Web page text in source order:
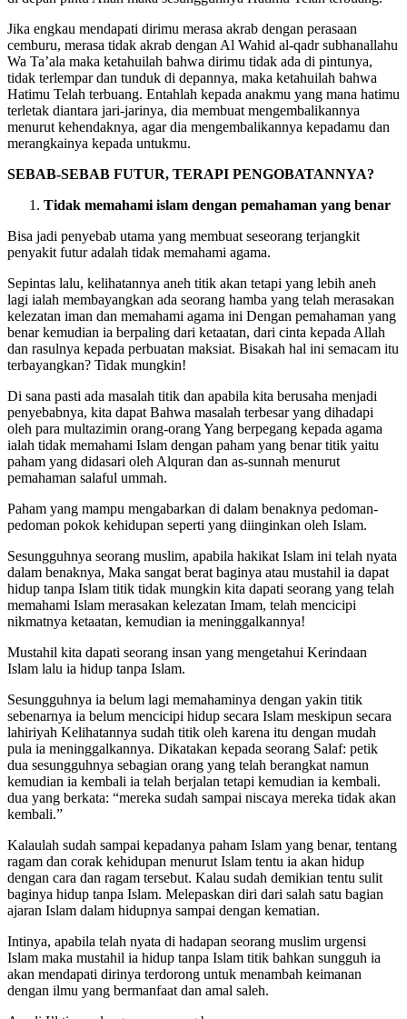
Jika engkau mendapati dirimu merasa akrab dengan perasaan
cemburu, merasa tidak akrab dengan Al Wahid al-qadr subhanallahu
Wa Ta’ala maka ketahuilah bahwa dirimu tidak ada di pintunya,
tidak terlempar dan tunduk di depannya, maka ketahuilah bahwa
Hatimu Telah terbuang. Entahlah kepada anakmu yang mana hatimu
terletak diantara jari-jarinya, dia membuat mengembalikannya
menurut kehendaknya, agar dia mengembalikannya kepadamu dan
Bisa jadi penyebab utama yang membuat seseorang terjangkit
Sepintas lalu, kelihatannya aneh titik akan tetapi yang lebih aneh
lagi ialah membayangkan ada seorang hamba yang telah merasakan
kelezatan iman dan memahami agama ini Dengan pemahaman yang
benar kemudian ia berpaling dari ketaatan, dari cinta kepada Allah
dan rasulnya kepada perbuatan maksiat. Bisakah hal ini semacam itu
Di sana pasti ada masalah titik dan apabila kita berusaha menjadi
penyebabnya, kita dapat Bahwa masalah terbesar yang dihadapi
oleh para multazimin orang-orang Yang berpegang kepada agama
ialah tidak memahami Islam dengan paham yang benar titik yaitu
paham yang didasari oleh Alquran dan as-sunnah menurut
Paham yang mampu mengabarkan di dalam benaknya pedoman-
Sesungguhnya seorang muslim, apabila hakikat Islam ini telah nyata
dalam benaknya, Maka sangat berat baginya atau mustahil ia dapat
hidup tanpa Islam titik tidak mungkin kita dapati seorang yang telah
memahami Islam merasakan kelezatan Imam, telah mencicipi
Mustahil kita dapati seorang insan yang mengetahui Kerindaan
Sesungguhnya ia belum lagi memahaminya dengan yakin titik
sebenarnya ia belum mencicipi hidup secara Islam meskipun secara
lahiriyah Kelihatannya sudah titik oleh karena itu dengan mudah
pula ia meninggalkannya. Dikatakan kepada seorang Salaf: petik
dua sesungguhnya sebagian orang yang telah berangkat namun
kemudian ia kembali ia telah berjalan tetapi kemudian ia kembali.
dua yang berkata: “mereka sudah sampai niscaya mereka tidak akan
Kalaulah sudah sampai kepadanya paham Islam yang benar, tentang
ragam dan corak kehidupan menurut Islam tentu ia akan hidup
dengan cara dan ragam tersebut. Kalau sudah demikian tentu sulit
baginya hidup tanpa Islam. Melepaskan diri dari salah satu bagian
Intinya, apabila telah nyata di hadapan seorang muslim urgensi
Islam maka mustahil ia hidup tanpa Islam titik bahkan sungguh ia
akan mendapati dirinya terdorong untuk menambah keimanan